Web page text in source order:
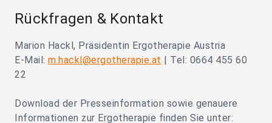
Rückfragen & Kontakt
Marion Hackl, Präsidentin Ergotherapie Austria
E‐Mail: m.hackl@ergotherapie.at | Tel: 0664 455 60
22
Download der Presseinformation sowie genauere
Informationen zur Ergotherapie finden Sie unter: